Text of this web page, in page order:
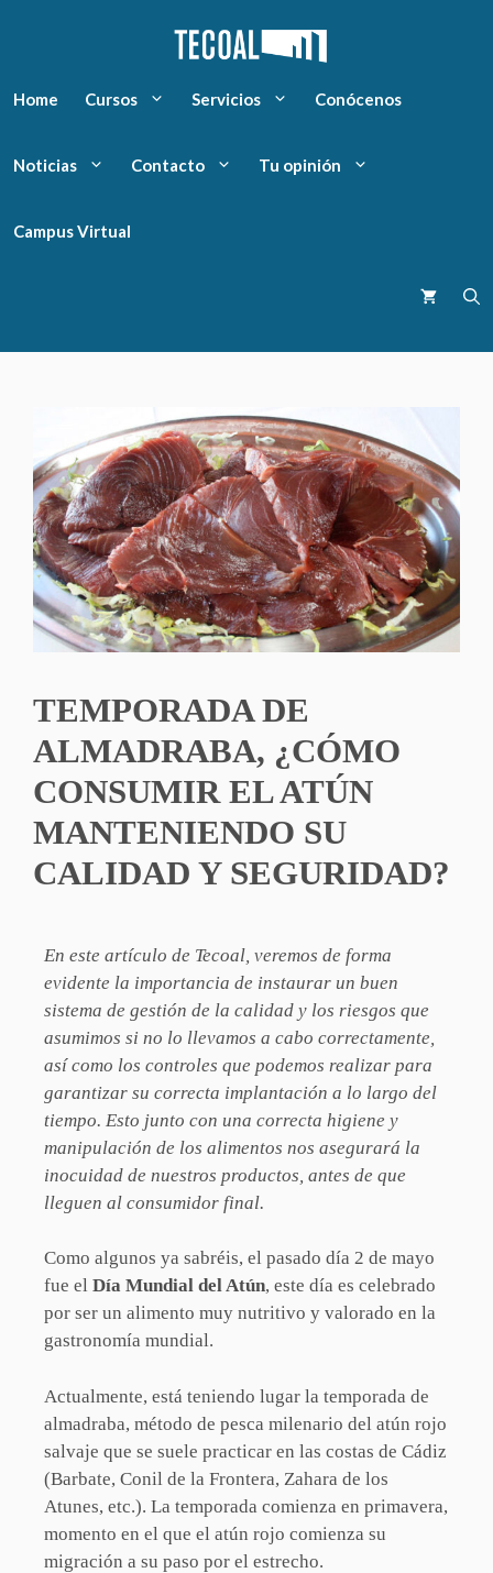
Home Cursos Servicios Conócenos
Noticias Contacto Tu opinión
Campus Virtual
TEMPORADA DE
ALMADRABA, ¿CÓMO
CONSUMIR EL ATÚN
MANTENIENDO SU
CALIDAD Y SEGURIDAD?
En este artículo de Tecoal, veremos de forma
evidente la importancia de instaurar un buen
sistema de gestión de la calidad y los riesgos que
asumimos si no lo llevamos a cabo correctamente,
así como los controles que podemos realizar para
garantizar su correcta implantación a lo largo del
tiempo. Esto junto con una correcta higiene y
manipulación de los alimentos nos asegurará la
inocuidad de nuestros productos, antes de que
lleguen al consumidor final.
Como algunos ya sabréis, el pasado día 2 de mayo
fue el Día Mundial del Atún, este día es celebrado
por ser un alimento muy nutritivo y valorado en la
gastronomía mundial.
Actualmente, está teniendo lugar la temporada de
almadraba, método de pesca milenario del atún rojo
salvaje que se suele practicar en las costas de Cádiz
(Barbate, Conil de la Frontera, Zahara de los
Atunes, etc.). La temporada comienza en primavera,
momento en el que el atún rojo comienza su
migración a su paso por el estrecho.